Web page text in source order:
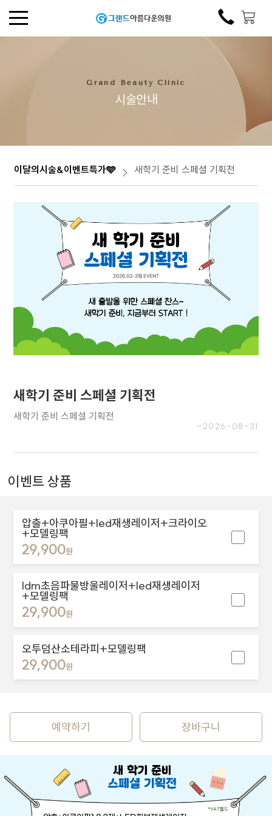
Grand Beauty Clinic
시술안내
이달의시술&이벤트특가🩵 새학기 준비 스페셜 기획전
새학기 준비 스페셜 기획전
새학기 준비 스페셜 기획전
~2026-08-31
이벤트 상품
압출+아쿠아필+led재생레이저+크라이오
+모델링팩
29,900원
ldm초음파물방울레이저+led재생레이저
+모델링팩
29,900원
오투덤산소테라피+모델링팩
29,900원
예약하기 장바구니